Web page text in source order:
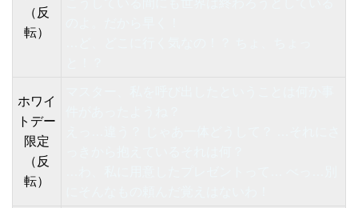
（反
転）
ホワイ
トデー
限定
（反
転）